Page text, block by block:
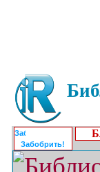
Забобрить!